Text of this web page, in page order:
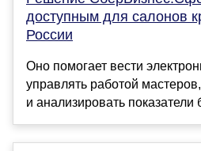
доступным для салонов
России
Оно помогает вести
управлять работой
и анализировать показатели